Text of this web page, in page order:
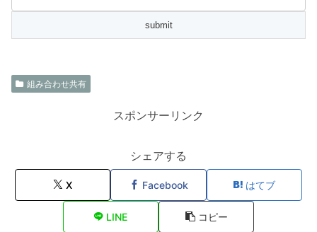
組み合わせ共有
スポンサーリンク
シェアする
X Facebook はてブ
LINE コピー